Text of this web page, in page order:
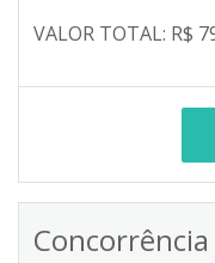
VALOR TOTAL: R$